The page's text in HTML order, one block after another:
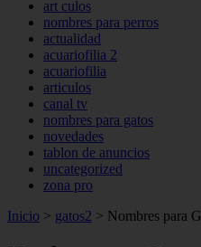
art culos
nombres para perros
actualidad
acuariofilia 2
acuariofilia
articulos
canal tv
nombres para gatos
novedades
tablon de anuncios
uncategorized
zona pro
Inicio > gatos2 > Nombres para